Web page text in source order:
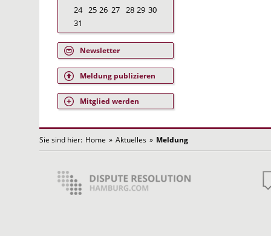
24 25 26 27 28 29 30
31
Newsletter
Meldung publizieren
Mitglied werden
Sie sind hier: Home » Aktuelles » Meldung